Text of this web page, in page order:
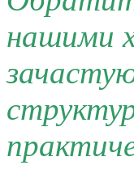
нашими